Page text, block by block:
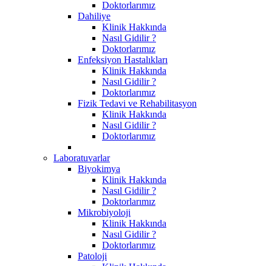
Doktorlarımız
Dahiliye
Klinik Hakkında
Nasıl Gidilir ?
Doktorlarımız
Enfeksiyon Hastalıkları
Klinik Hakkında
Nasıl Gidilir ?
Doktorlarımız
Fizik Tedavi ve Rehabilitasyon
Klinik Hakkında
Nasıl Gidilir ?
Doktorlarımız
Laboratuvarlar
Biyokimya
Klinik Hakkında
Nasıl Gidilir ?
Doktorlarımız
Mikrobiyoloji
Klinik Hakkında
Nasıl Gidilir ?
Doktorlarımız
Patoloji